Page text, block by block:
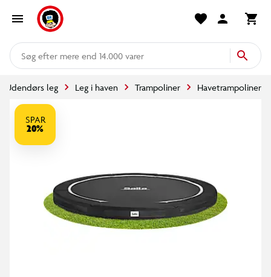
mere end 14.000 varer
Udendørs leg Leg i haven Trampoliner Havetrampoliner
SPAR
20%